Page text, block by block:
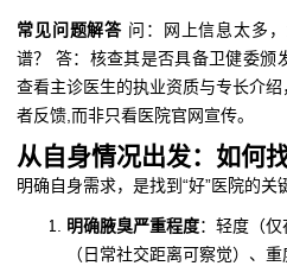
常见问题解答 问：网上信息太多
谱？ 答：核查其是否具备卫健委颁
查看主诊医生的执业资质与专长介
者反馈,而非只看医院官网宣传。
从自身情况出发：如何
明确自身需求，是找到“好”医院的关
明确腋臭严重程度：轻度（
（日常社交距离可察觉）、